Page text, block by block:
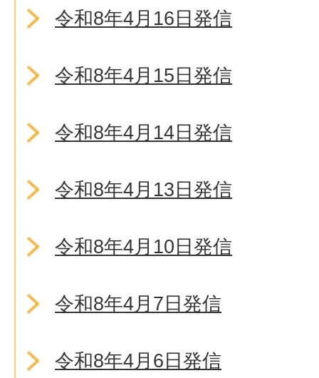
令和8年4月16日発信
令和8年4月15日発信
令和8年4月14日発信
令和8年4月13日発信
令和8年4月10日発信
令和8年4月7日発信
令和8年4月6日発信